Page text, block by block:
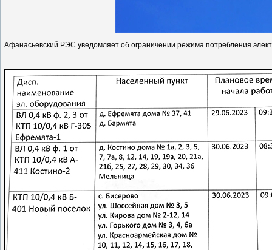
Афанасьевский РЭС уведомляет об ограничении режима потребления